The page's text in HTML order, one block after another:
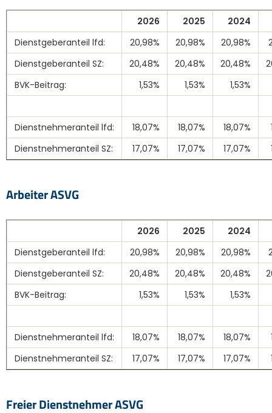
2026 2025
2024
Dienstgeberanteil lfd:
20,98% 20,98% 20,98%
Dienstgeberanteil SZ:
20,48% 20,48% 20,48%
BVK-Beitrag:
1,53% 1,53% 1,53%
Dienstnehmeranteil lfd: 18,07% 18,07% 18,07%
Dienstnehmeranteil SZ:
17,07% 17,07% 17,07%
Arbeiter ASVG
2026 2025
2024
Dienstgeberanteil lfd:
20,98% 20,98% 20,98%
Dienstgeberanteil SZ:
20,48% 20,48% 20,48%
BVK-Beitrag:
1,53% 1,53% 1,53%
Dienstnehmeranteil lfd: 18,07% 18,07% 18,07%
Dienstnehmeranteil SZ:
17,07% 17,07% 17,07%
Freier Dienstnehmer ASVG